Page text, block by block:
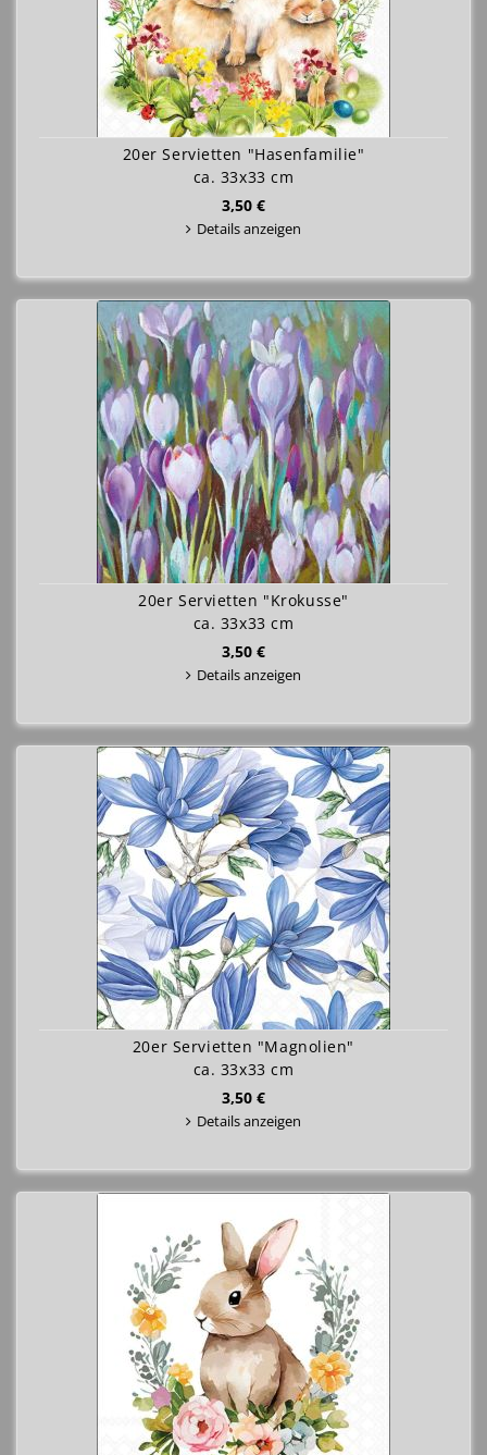
20er Servietten "Hasenfamilie"
ca. 33x33 cm
3,50 €
Details anzeigen
20er Servietten "Krokusse"
ca. 33x33 cm
3,50 €
Details anzeigen
20er Servietten "Magnolien"
ca. 33x33 cm
3,50 €
Details anzeigen